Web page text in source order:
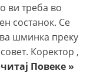
ви треба во
состанок. Се
шминка преку
Коректор ,
Повеке »